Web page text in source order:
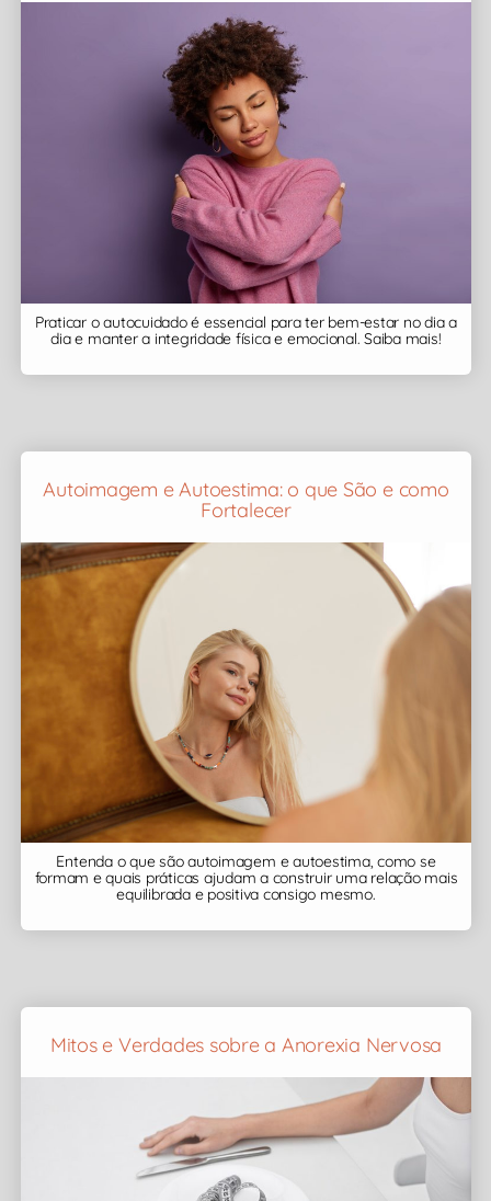
Praticar o autocuidado é essencial para ter bem-estar no dia a
dia e manter a integridade física e emocional. Saiba mais!
Autoimagem e Autoestima: o que São e como
Fortalecer
Entenda o que são autoimagem e autoestima, como se
formam e quais práticas ajudam a construir uma relação mais
equilibrada e positiva consigo mesmo.
Mitos e Verdades sobre a Anorexia Nervosa